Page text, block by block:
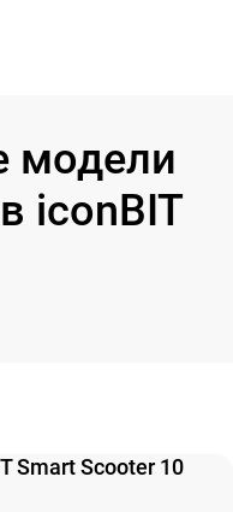
модели
iconBIT
Smart Scooter 10